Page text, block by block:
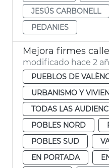
JESÚS CARBONELL
PEDANIES
Mejora firmes
modificado hace 2
PUEBLOS DE
URBANISMO Y
TODAS LAS
POBLES NORD
POBLES SUD
EN PORTADA